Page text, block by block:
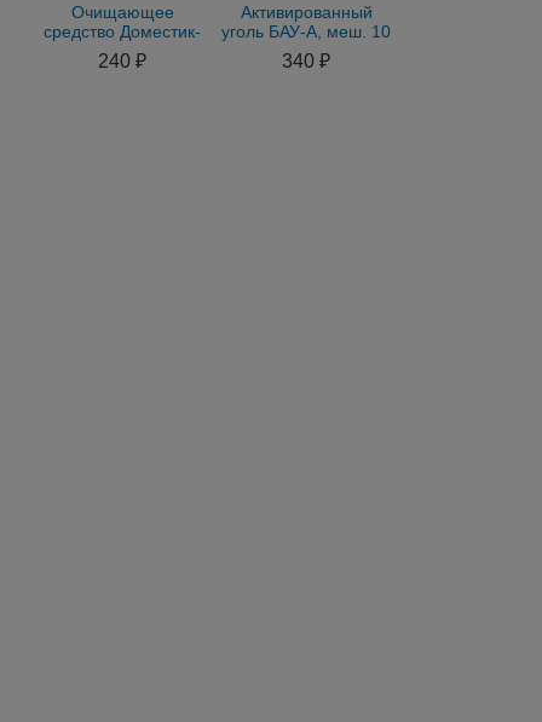
Очищающее
средство Доместик-
Ультра с пищевым
допуском, кан. 22 кг
240 ₽
Активированный
уголь БАУ-А, меш. 10
кг
340 ₽